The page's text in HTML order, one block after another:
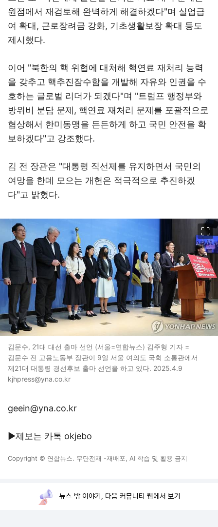
원점에서 재검토해 완벽하게 해결하겠다"며 실업급
여 확대, 근로장려금 강화, 기초생활보장 확대 등도
제시했다.
이어 "북한의 핵 위협에 대처해 핵연료 재처리 능력
을 갖추고 핵추진잠수함을 개발해 자유와 인권을 수
호하는 글로벌 리더가 되겠다"며 "트럼프 행정부와
방위비 분담 문제, 핵연료 재처리 문제를 포괄적으로
협상해서 한미동맹을 든든하게 하고 국민 안전을 확
보하겠다"고 강조했다.
김 전 장관은 "대통령 직선제를 유지하면서 국민의
여망을 한데 모으는 개헌은 적극적으로 추진하겠
다"고 밝혔다.
김문수, 21대 대선 출마 선언 (서울=연합뉴스) 김주형 기자 =
김문수 전 고용노동부 장관이 9일 서울 여의도 국회 소통관에서
제21대 대통령 경선후보 출마 선언을 하고 있다. 2025.4.9
kjhpress@yna.co.kr
geein@yna.co.kr
▶제보는 카톡 okjebo
Copyright © 연합뉴스. 무단전재 -재배포, AI 학습 및 활용 금지
뉴스 밖 이야기, 다음 커뮤니티 웹에서 보기